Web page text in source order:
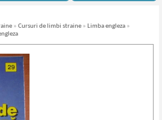
»Cursuri de limbi straine » Limba engleza »